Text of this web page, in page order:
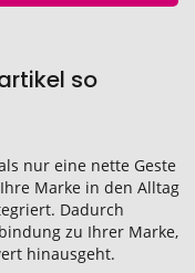
so
nur eine nette Geste
Marke in den Alltag
Dadurch
zu Ihrer Marke,
hinausgeht.